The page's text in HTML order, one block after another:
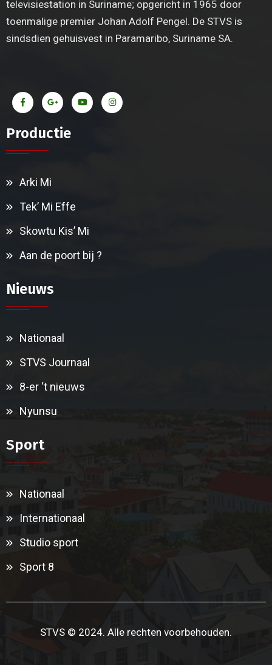
televisiestation in Suriname; opgericht in 1965 door
toenmalige premier Johan Adolf Pengel. De STVS is
sindsdien gehuisvest in Paramaribo, Suriname SA.
Productie
Arki Mi
Tek’ Mi Effe
Skowtu Kis’ Mi
Aan de poort bij ?
Nieuws
Nationaal
STVS Journaal
8-er ‘t nieuws
Nyunsu
Sport
Nationaal
Internationaal
Studio sport
Sport 8
STVS © 2024. Alle rechten voorbehouden.